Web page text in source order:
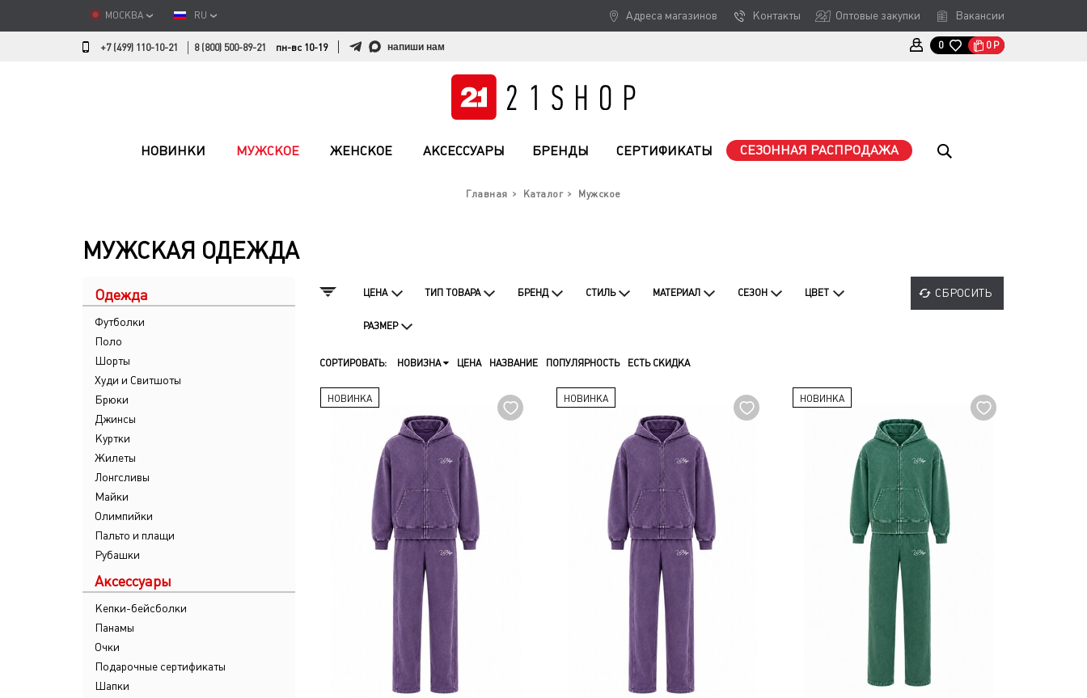
МОСКВА RU Адреса магазинов Контакты Оптовые закупки Вакансии
+7 (499) 110-10-21 8 (800) 500-89-21 пн-вс 10-19 напиши нам 0 0 Р
НОВИНКИ МУЖСКОЕ ЖЕНСКОЕ АКСЕССУАРЫ БРЕНДЫ СЕРТИФИКАТЫ СЕЗОННАЯ РАСПРОДАЖА
Главная Каталог Мужское
МУЖСКАЯ ОДЕЖДА
Одежда
Футболки
Поло
Шорты
Худи и Свитшоты
Брюки
Джинсы
Куртки
Жилеты
Лонгсливы
Майки
Олимпийки
Пальто и плащи
Рубашки
Аксессуары
Кепки-бейсболки
Панамы
Очки
Подарочные сертификаты
Шапки
ЦЕНА ТИП ТОВАРА БРЕНД СТИЛЬ МАТЕРИАЛ СЕЗОН ЦВЕТ
РАЗМЕР
СБРОСИТЬ
СОРТИРОВАТЬ: НОВИЗНА ЦЕНА НАЗВАНИЕ ПОПУЛЯРНОСТЬ ЕСТЬ СКИДКА
НОВИНКА НОВИНКА НОВИНКА